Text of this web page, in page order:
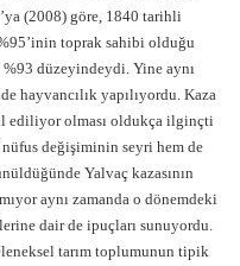
(2008) göre, 1840 tarihli
toprak sahibi olduğu
düzeyindeydi. Yine aynı
hayvancılık yapılıyordu. Kaza
ediliyor olması oldukça ilginçti
değişiminin seyri hem de
Yalvaç kazasının
aynı zamanda o dönemdeki
dair de ipuçları sunuyordu.
tarım toplumunun tipik